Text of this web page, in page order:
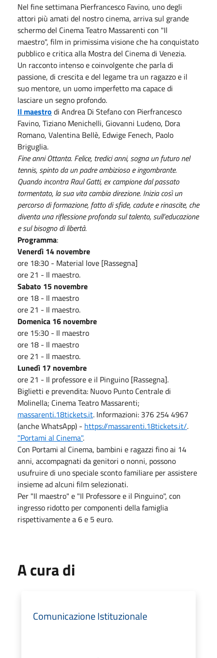
Nel fine settimana Pierfrancesco Favino, uno degli
attori più amati del nostro cinema, arriva sul grande
schermo del Cinema Teatro Massarenti con "Il
maestro", film in primissima visione che ha conquistato
pubblico e critica alla Mostra del Cinema di Venezia.
Un racconto intenso e coinvolgente che parla di
passione, di crescita e del legame tra un ragazzo e il
suo mentore, un uomo imperfetto ma capace di
lasciare un segno profondo.
Il maestro di Andrea Di Stefano con Pierfrancesco
Favino, Tiziano Menichelli, Giovanni Ludeno, Dora
Romano, Valentina Bellè, Edwige Fenech, Paolo
Briguglia.
Fine anni Ottanta. Felice, tredici anni, sogna un futuro nel
tennis, spinto da un padre ambizioso e ingombrante.
Quando incontra Raul Gatti, ex campione dal passato
tormentato, la sua vita cambia direzione. Inizia così un
percorso di formazione, fatto di sfide, cadute e rinascite, che
diventa una riflessione profonda sul talento, sull’educazione
e sul bisogno di libertà.
Programma:
Venerdì 14 novembre
ore 18:30 - Material love [Rassegna]
ore 21 - Il maestro.
Sabato 15 novembre
ore 18 - Il maestro
ore 21 - Il maestro.
Domenica 16 novembre
ore 15:30 - Il maestro
ore 18 - Il maestro
ore 21 - Il maestro.
Lunedì 17 novembre
ore 21 - Il professore e il Pinguino [Rassegna].
Biglietti e prevendita: Nuovo Punto Centrale di
Molinella; Cinema Teatro Massarenti;
massarenti.18tickets.it. Informazioni: 376 254 4967
(anche WhatsApp) - https://massarenti.18tickets.it/.
"Portami al Cinema".
Con Portami al Cinema, bambini e ragazzi fino ai 14
anni, accompagnati da genitori o nonni, possono
usufruire di uno speciale sconto familiare per assistere
insieme ad alcuni film selezionati.
Per "Il maestro" e "Il Professore e il Pinguino", con
ingresso ridotto per componenti della famiglia
rispettivamente a 6 e 5 euro.
A cura di
Comunicazione Istituzionale